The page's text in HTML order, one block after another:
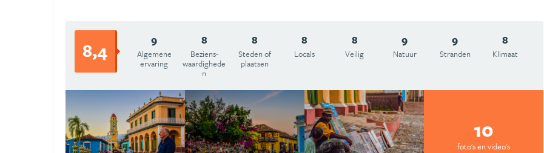
8,4 9
Algemene
ervaring
8
Beziens­
waardighede
n
8
Steden of
plaatsen
8
Locals
8
Veilig
9
Natuur
9
Stranden
8
Klimaat
10
foto's en video's